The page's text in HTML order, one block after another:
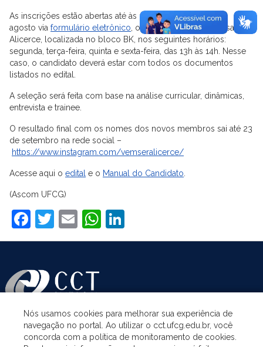
As inscrições estão abertas até às 23h59min do dia 16 de
agosto via formulário eletrônico , ou presencialmente, na sala da
Alicerce, localizada no bloco BK, nos seguintes horários:
segunda, terça-feira, quinta e sexta-feira, das 13h às 14h. Nesse
caso, o candidato deverá estar com todos os documentos
listados no edital.
A seleção será feita com base na análise curricular, dinâmicas,
entrevista e trainee.
O resultado final com os nomes dos novos membros sai até 23
de setembro na rede social –
https://www.instagram.com/vemseralicerce/
Acesse aqui o edital e o Manual do Candidato
(Ascom UFCG)
Facebook
Twitter
EmailWhatsApp
ASSUNTOS
Nós usamos cookies para melhorar sua experiência de
navegação no portal. Ao utilizar o cct.ufcg.edu.br, você
concorda com a política de monitoramento de cookies.